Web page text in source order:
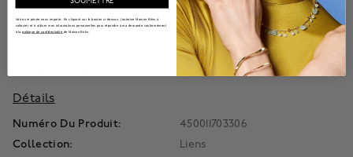
rapproche leur destinée. Il interpelle chacun dans sa relation
à l'autre, aux autres, au monde ou même à soi. A travers lui,
c'est la dimension affective et sentimentale du bijou qui se
fait jour et signe les étapes ou événements forts d'une vie.
Détails
Numéro Du Produit:
450011703306
Collection:
Liens
Votre vie privée nous importe. En cliquant sur le bouton ci-dessus, j'autorise Maison Bikrs à
collecter et à utiliser mes informations personnelles pour répondre à ma demande conformément
à lapolitique de confidentialité de Maison Birks.